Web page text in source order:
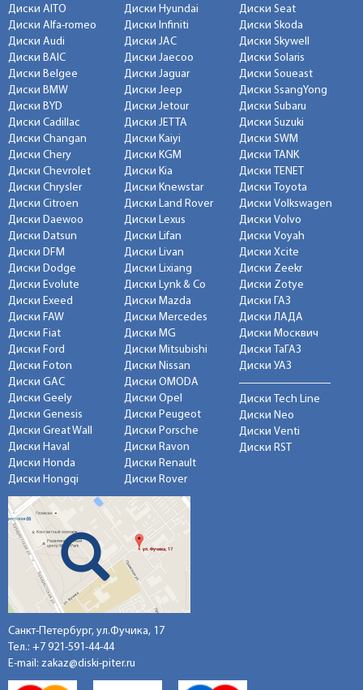
Диски AITO
Диски Alfa-romeo
Диски Audi
Диски BAIC
Диски Belgee
Диски BMW
Диски BYD
Диски Cadillac
Диски Changan
Диски Chery
Диски Chevrolet
Диски Chrysler
Диски Citroen
Диски Daewoo
Диски Datsun
Диски DFM
Диски Dodge
Диски Evolute
Диски Exeed
Диски FAW
Диски Fiat
Диски Ford
Диски Foton
Диски GAC
Диски Geely
Диски Genesis
Диски Great Wall
Диски Haval
Диски Honda
Диски Hongqi
Диски Hyundai
Диски Infiniti
Диски JAC
Диски Jaecoo
Диски Jaguar
Диски Jeep
Диски Jetour
Диски JETTA
Диски Kaiyi
Диски KGM
Диски Kia
Диски Knewstar
Диски Land Rover
Диски Lexus
Диски Lifan
Диски Livan
Диски Lixiang
Диски Lynk & Co
Диски Mazda
Диски Mercedes
Диски MG
Диски Mitsubishi
Диски Nissan
Диски OMODA
Диски Opel
Диски Peugeot
Диски Porsche
Диски Ravon
Диски Renault
Диски Rover
Диски Seat
Диски Skoda
Диски Skywell
Диски Solaris
Диски Soueast
Диски SsangYong
Диски Subaru
Диски Suzuki
Диски SWM
Диски TANK
Диски TENET
Диски Toyota
Диски Volkswagen
Диски Volvo
Диски Voyah
Диски Xcite
Диски Zeekr
Диски Zotye
Диски ГАЗ
Диски ЛАДА
Диски Москвич
Диски ТаГАЗ
Диски УАЗ
Диски Tech Line
Диски Neo
Диски Venti
Диски RST
Санкт-Петербург, ул.Фучика, 17
Тел.: +7 921-591-44-44
E-mail: zakaz@diski-piter.ru